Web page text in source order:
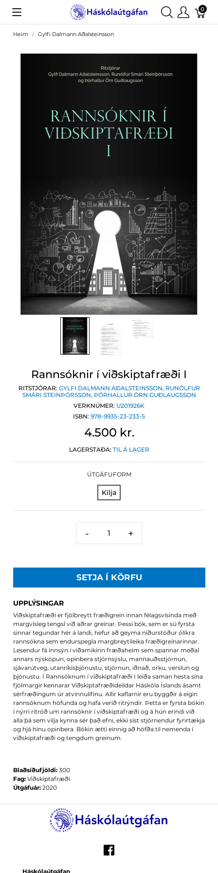
0
Heim Gylfi Dalmann Aðalsteinsson
Rannsóknir í viðskiptafræði I
RITSTJÓRAR: GYLFI DALMANN AÐALSTEINSSON, RUNÓLFUR
SMÁRI STEINÞÓRSSON, ÞÓRHALLUR ÖRN GUÐLAUGSSON
VERKNÚMER: U201926K
ISBN: 978-9935-23-233-5
4.500 kr.
LAGERSTAÐA: TIL Á LAGER
ÚTGÁFUFORM
Kilja
- +
SETJA Í KÖRFU
UPPLÝSINGAR
Viðskiptafræði er fjölbreytt fræðigrein innan félagsvísinda með
margvísleg tengsl við aðrar greinar. Þessi bók, sem er sú fyrsta
sinnar tegundar hér á landi, hefur að geyma niðurstöður ólíkra
rannsókna sem endurspegla margbreytileika fræðigreinarinnar.
Lesendur fá innsýn í viðamikinn fræðaheim sem spannar meðal
annars nýsköpun, opinbera stjórnsýslu, mannauðsstjórnun,
sjávarútveg, utanríkisþjónustu, stjórnun, iðnað, orku, verslun og
þjónustu. Í Rannsóknum í viðskiptafræði I leiða saman hesta sína
fjölmargir kennarar Viðskiptafræðideildar Háskóla Íslands ásamt
sérfræðingum úr atvinnulífinu. Allir kaflarnir eru byggðir á eigin
rannsóknum höfunda og hafa verið ritrýndir. Þetta er fyrsta bókin
í nýrri ritröð um rannsóknir í viðskiptafræði og á hún erindi við
alla þá sem vilja kynna sér það efni, ekki síst stjórnendur fyrirtækja
og hjá hinu opinbera. Bókin ætti einnig að höfða til nemenda í
viðskiptafræði og tengdum greinum.
Blaðsíðufjöldi: 300
Fag: Viðskiptafræði
Útgáfuár: 2020
Háskólaútgáfan